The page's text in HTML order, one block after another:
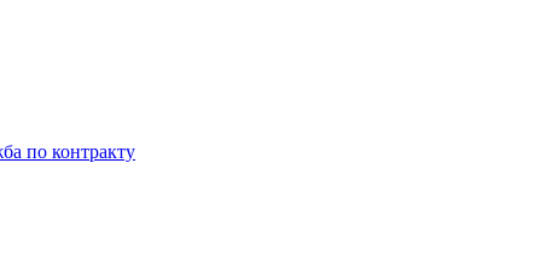
по контракту